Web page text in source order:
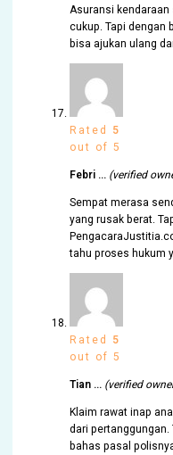
Asuransi
cukup. Tapi dengan
bisa ajukan ulang
Rated 5
out of 5
Febri … (verified
Sempat merasa
yang rusak berat.
tahu proses hukum
Rated 5
out of 5
Tian … (verified
Klaim rawat inap
dari
bahas pasal